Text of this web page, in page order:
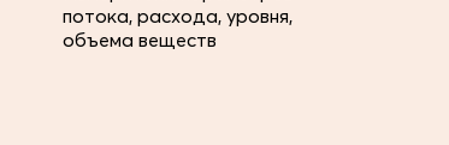
потока, расхода, уровня,
объема веществ